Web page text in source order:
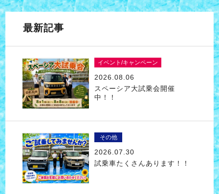
最新記事
イベント/キャンペーン
2026.08.06
スペーシア大試乗会開催
中！！
その他
2026.07.30
試乗車たくさんあります！！